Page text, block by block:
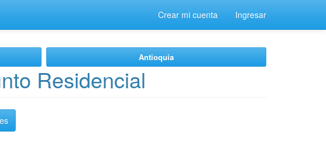
Crear mi cuenta Ingresar
Antioquia
Residencial